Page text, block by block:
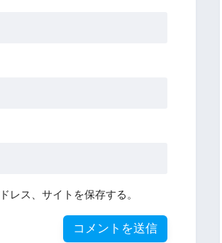
レス、サイトを保存する。